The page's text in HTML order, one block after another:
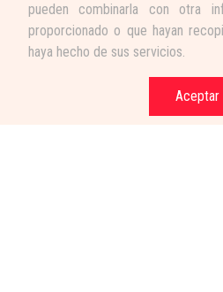
pueden combinarla con otra
proporcionado o que hayan
haya hecho de sus servicios.
Aceptar